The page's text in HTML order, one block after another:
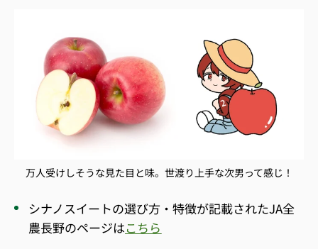
万人受けしそうな見た目と味。世渡り上手な次男って感じ！
シナノスイートの選び方・特徴が記載されたJA全
農長野のページはこちら